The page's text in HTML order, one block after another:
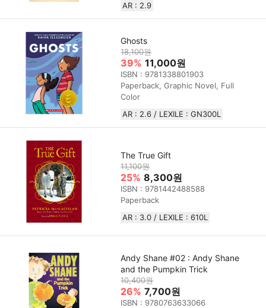
AR : 2.9
Ghosts
18,100원
39% 11,000원
ISBN : 9781338801903
Paperback, Graphic Novel, Full
Color
AR : 2.6 / LEXILE : GN300L
The True Gift
11,100원
25% 8,300원
ISBN : 9781442488588
Paperback
AR : 3.0 / LEXILE : 610L
Andy Shane #02 : Andy Shane
and the Pumpkin Trick
10,400원
26% 7,700원
ISBN : 9780763633066